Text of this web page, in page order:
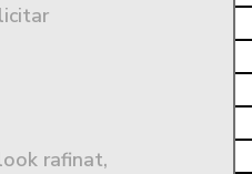
rafinat,